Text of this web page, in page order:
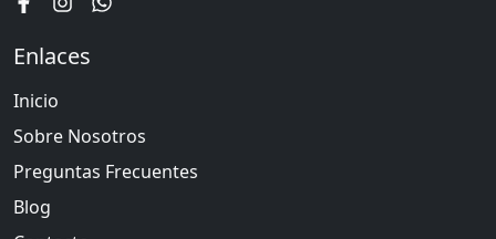
Enlaces
Inicio
Sobre Nosotros
Preguntas Frecuentes
Blog